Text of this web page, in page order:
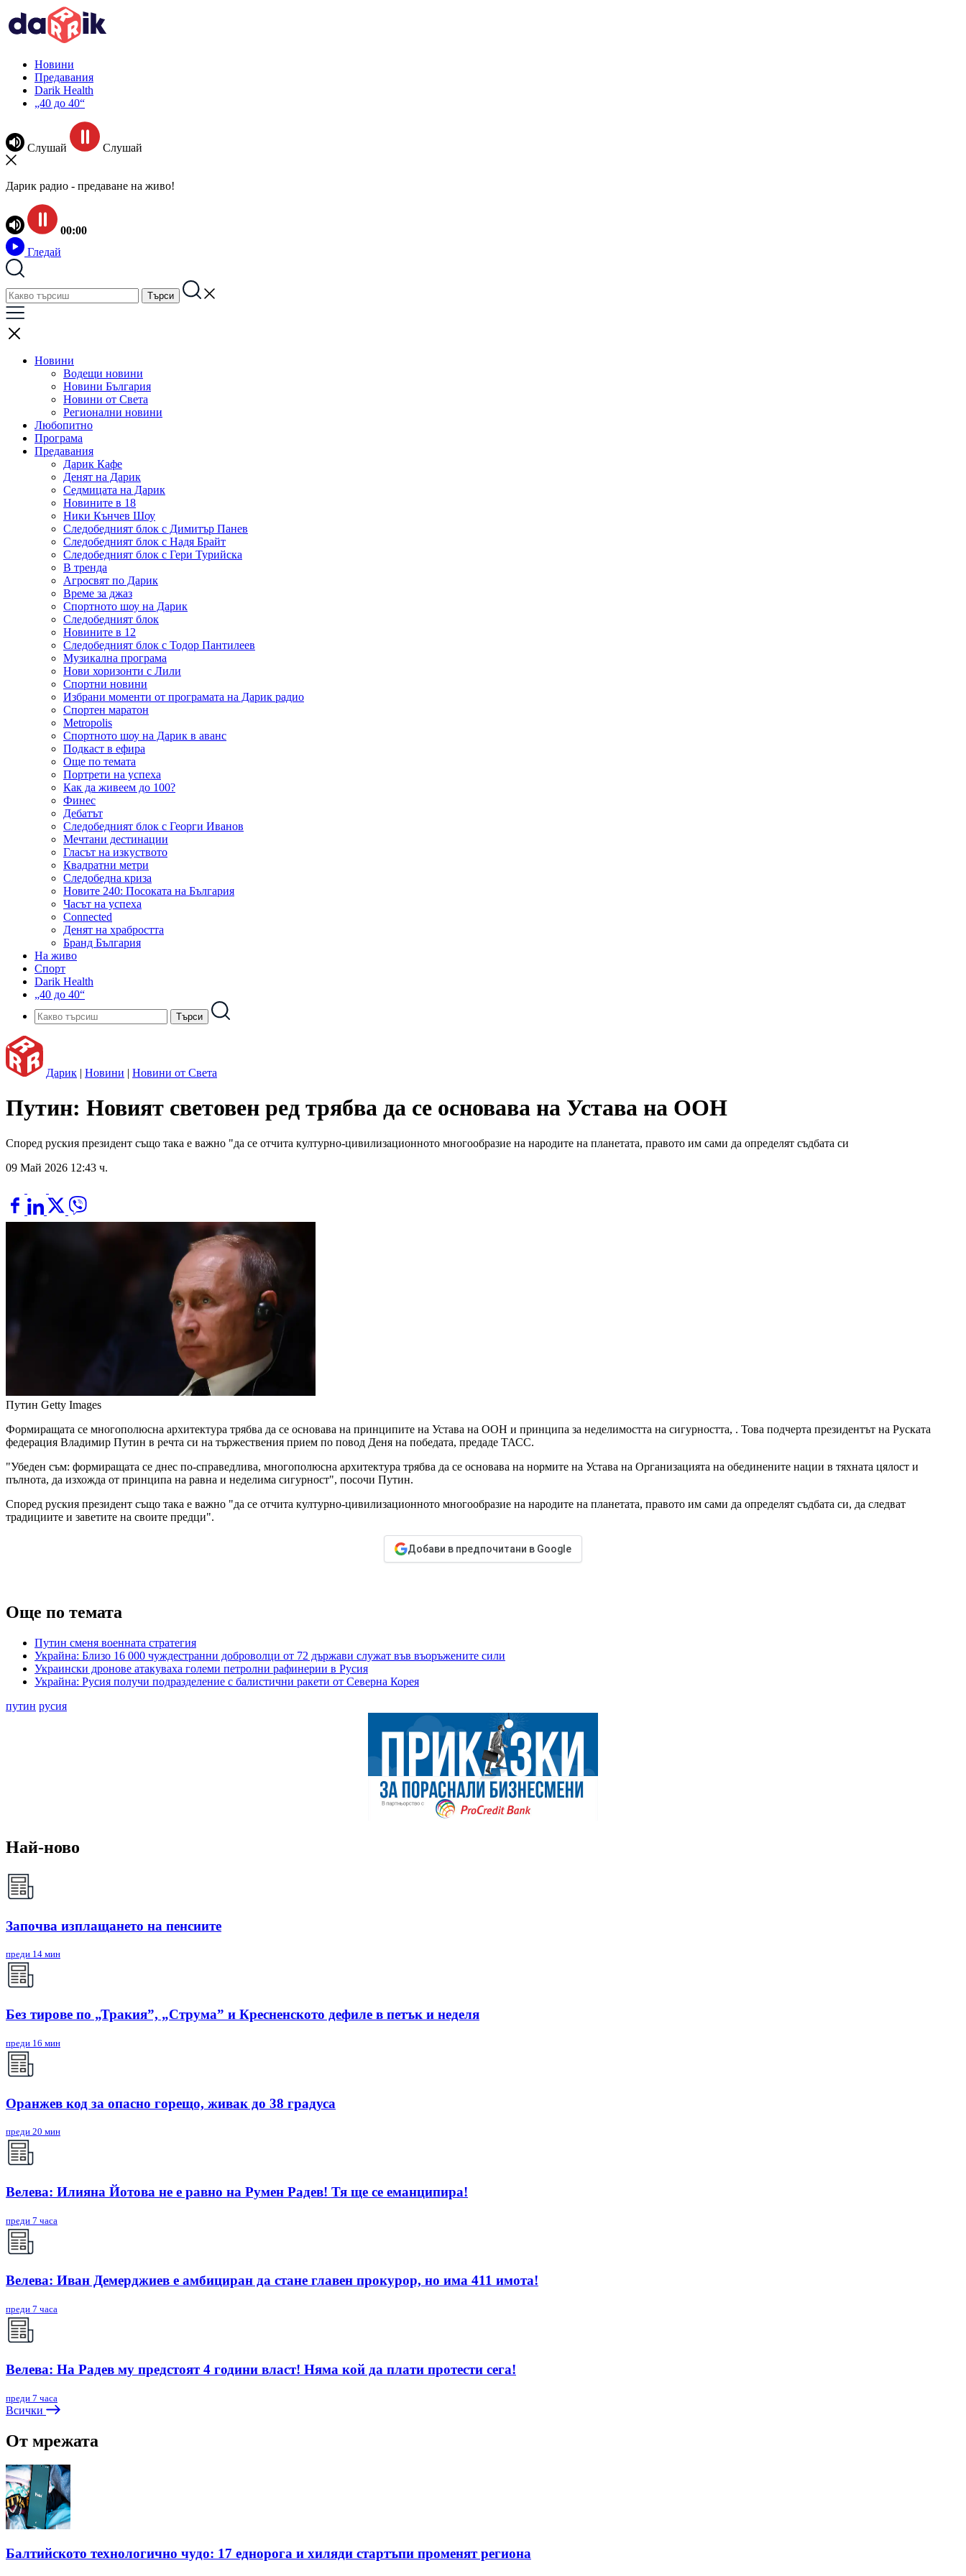
Новини
Предавания
Darik Health
„40 до 40“
Слушай Слушай
Дарик радио - предаване на живо!
00:00
Гледай
Новини
Водещи новини
Новини България
Новини от Света
Регионални новини
Любопитно
Програма
Предавания
Дарик Кафе
Денят на Дарик
Седмицата на Дарик
Новините в 18
Ники Кънчев Шоу
Следобедният блок с Димитър Панев
Следобедният блок с Надя Брайт
Следобедният блок с Гери Турийска
В тренда
Агросвят по Дарик
Време за джаз
Спортното шоу на Дарик
Следобедният блок
Новините в 12
Следобедният блок с Тодор Пантилеев
Музикална програма
Нови хоризонти с Лили
Спортни новини
Избрани моменти от програмата на Дарик радио
Спортен маратон
Metropolis
Спортното шоу на Дарик в аванс
Подкаст в ефира
Още по темата
Портрети на успеха
Как да живеем до 100?
Финес
Дебатът
Следобедният блок с Георги Иванов
Мечтани дестинации
Гласът на изкуството
Квадратни метри
Следобедна криза
Новите 240: Посоката на България
Часът на успеха
Connected
Денят на храбростта
Бранд България
На живо
Спорт
Darik Health
„40 до 40“
Дарик | Новини | Новини от Света
Путин: Новият световен ред трябва да се основава на Устава на ООН
Според руския президент също така е важно "да се отчита културно-цивилизационното многообразие на народите на планетата, правото им сами да определят съдбата си
09 Май 2026 12:43 ч.
Путин Getty Images
Формиращата се многополюсна архитектура трябва да се основава на принципите на Устава на ООН и принципа за неделимостта на сигурността, . Това подчерта президентът на Руската
федерация Владимир Путин в речта си на тържествения прием по повод Деня на победата, предаде ТАСС.
"Убеден съм: формиращата се днес по-справедлива, многополюсна архитектура трябва да се основава на нормите на Устава на Организацията на обединените нации в тяхната цялост и
пълнота, да изхожда от принципа на равна и неделима сигурност", посочи Путин.
Според руския президент също така е важно "да се отчита културно-цивилизационното многообразие на народите на планетата, правото им сами да определят съдбата си, да следват
традициите и заветите на своите предци".
Добави в предпочитани в Google
Още по темата
Путин сменя военната стратегия
Украйна: Близо 16 000 чуждестранни доброволци от 72 държави служат във въоръжените сили
Украински дронове атакуваха големи петролни рафинерии в Русия
Украйна: Русия получи подразделение с балистични ракети от Северна Корея
путин русия
Най-ново
Започва изплащането на пенсиите
преди 14 мин
Без тирове по „Тракия”, „Струма” и Кресненското дефиле в петък и неделя
преди 16 мин
Оранжев код за опасно горещо, живак до 38 градуса
преди 20 мин
Велева: Илияна Йотова не е равно на Румен Радев! Тя ще се еманципира!
преди 7 часа
Велева: Иван Демерджиев е амбициран да стане главен прокурор, но има 411 имота!
преди 7 часа
Велева: На Радев му предстоят 4 години власт! Няма кой да плати протести сега!
преди 7 часа
Всички
От мрежата
Балтийското технологично чудо: 17 еднорога и хиляди стартъпи променят региона